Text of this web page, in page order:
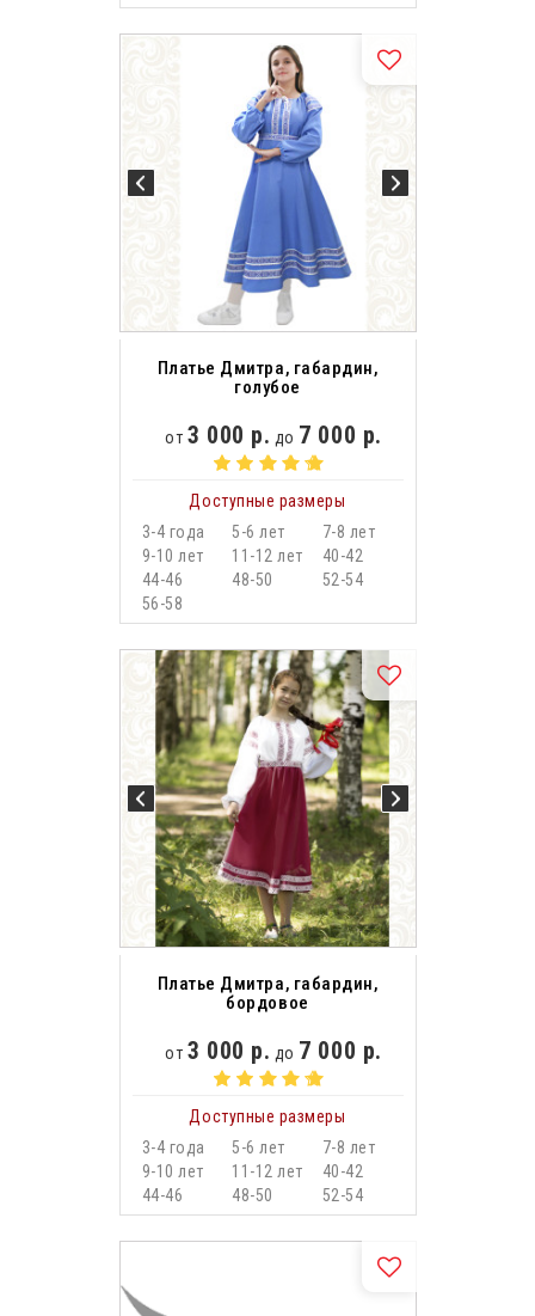
Платье Дмитра, габардин,
голубое
от 3 000 р. до 7 000 р.
Доступные размеры
3-4 года
5-6 лет
7-8 лет
9-10 лет
11-12 лет
40-42
44-46
48-50
52-54
56-58
Платье Дмитра, габардин,
бордовое
от 3 000 р. до 7 000 р.
Доступные размеры
3-4 года
5-6 лет
7-8 лет
9-10 лет
11-12 лет
40-42
44-46
48-50 52-54